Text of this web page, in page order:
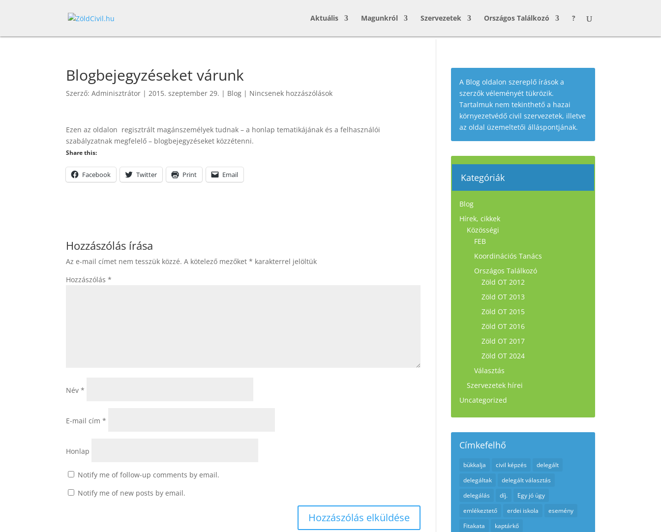
Aktuális Magunkról Szervezetek Országos Találkozó ?
Blogbejegyzéseket várunk
Szerző:Adminisztrátor |2015. szeptember 29. | Blog | Nincsenek hozzászólások
Ezen az oldalon regisztrált magánszemélyek tudnak – a honlap tematikájának és a felhasználói
szabályzatnak megfelelő – blogbejegyzéseket közzétenni.
Share this:
Facebook Twitter Print Email
Hozzászólás írása
Az e-mail címet nem tesszük közzé. A kötelező mezőket* karakterrel jelöltük
Hozzászólás*
Név*
E-mail cím*
Honlap
Notify me of follow-up comments by email.
Notify me of new posts by email.
A Blog oldalon szereplő írások a
szerzők véleményét tükrözik.
Tartalmuk nem tekinthető a hazai
környezetvédő civil szervezetek, illetve
az oldal üzemeltetői álláspontjának.
Kategóriák
Blog
Hírek, cikkek
Közösségi
FEB
Koordinációs Tanács
Országos Találkozó
Zöld OT 2012
Zöld OT 2013
Zöld OT 2015
Zöld OT 2016
Zöld OT 2017
Zöld OT 2024
Választás
Szervezetek hírei
Uncategorized
Címkefelhő
bükkalja civil képzés
delegált
delegáltak
delegált választás
delegálás
díj.
Egy jó ügy
emlékeztető
erdei iskola
esemény
Fitakata
kaptárkő